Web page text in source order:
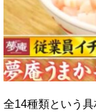
全14種類という